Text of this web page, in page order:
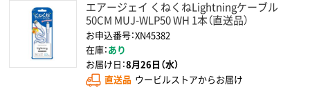
エアージェイ くねくねLightningケーブル
50CM MUJ-WLP50 WH 1本（直送品）
お申込番号：XN45382
在庫：あり
お届け日：8月26日（水）
直送品 ウービルストアからお届け